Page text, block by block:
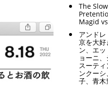
The
Magid
アンド
京を大好
ン、エ
ョーニ
スーテ
ンクー
子、青